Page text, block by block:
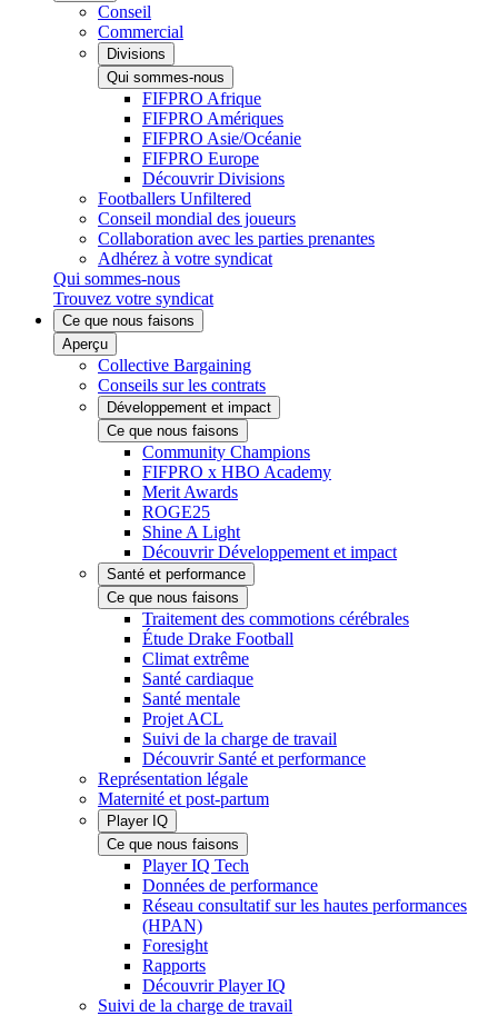
Conseil
Commercial
Divisions
Qui sommes-nous
FIFPRO Afrique
FIFPRO Amériques
FIFPRO Asie/Océanie
FIFPRO Europe
Découvrir Divisions
Footballers Unfiltered
Conseil mondial des joueurs
Collaboration avec les parties prenantes
Adhérez à votre syndicat
Qui sommes-nous
Trouvez votre syndicat
Ce que nous faisons
Aperçu
Collective Bargaining
Conseils sur les contrats
Développement et impact
Ce que nous faisons
Community Champions
FIFPRO x HBO Academy
Merit Awards
ROGE25
Shine A Light
Découvrir Développement et impact
Santé et performance
Ce que nous faisons
Traitement des commotions cérébrales
Étude Drake Football
Climat extrême
Santé cardiaque
Santé mentale
Projet ACL
Suivi de la charge de travail
Découvrir Santé et performance
Représentation légale
Maternité et post-partum
Player IQ
Ce que nous faisons
Player IQ Tech
Données de performance
Réseau consultatif sur les hautes performances
(HPAN)
Foresight
Rapports
Découvrir Player IQ
Suivi de la charge de travail